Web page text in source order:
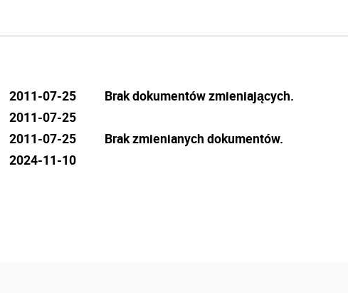
2011-07-25
2011-07-25
2011-07-25
2024-11-10
Brak dokumentów zmieniających.
Brak zmienianych dokumentów.